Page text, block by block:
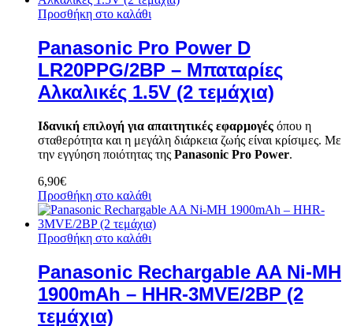
Προσθήκη στο καλάθι
Panasonic Pro Power D
LR20PPG/2BP – Μπαταρίες
Αλκαλικές 1.5V (2 τεμάχια)
Ιδανική επιλογή για απαιτητικές εφαρμογές όπου η
σταθερότητα και η μεγάλη διάρκεια ζωής είναι κρίσιμες. Με
την εγγύηση ποιότητας της Panasonic Pro Power.
6,90€
Προσθήκη στο καλάθι
Προσθήκη στο καλάθι
Panasonic Rechargable AA Ni-MH
1900mAh – HHR-3MVE/2BP (2
τεμάχια)